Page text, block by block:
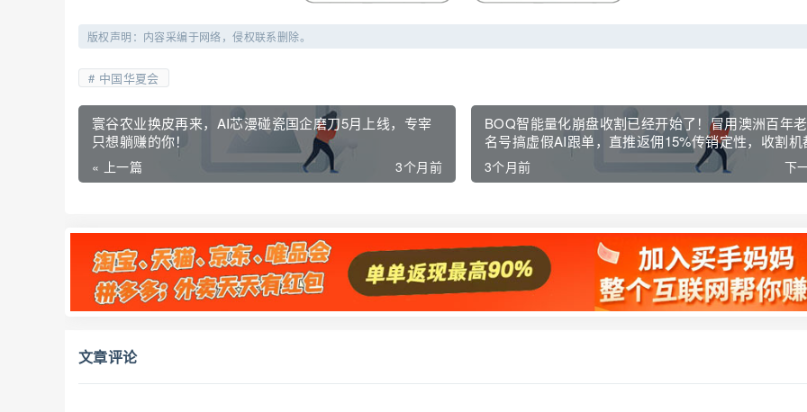
版权声明：内容采编于网络，侵权联系删除。
中国华夏会
寰谷农业换皮再来，AI芯漫碰瓷国企磨刀5月上线，专宰
只想躺赚的你！
« 上一篇 3个月前
BOQ智能量化崩盘收割已经开始了！冒用澳洲百年
名号搞虚假AI跟单，直推返佣15%传销定性，收割机
如你快！
下
3个月前
文章评论